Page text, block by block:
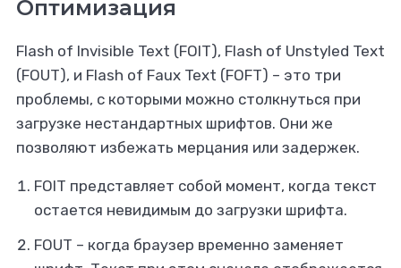
Оптимизация
Flash of Invisible Text (FOIT), Flash of Unstyled Text
(FOUT), и Flash of Faux Text (FOFT) – это три
проблемы, с которыми можно столкнуться при
загрузке нестандартных шрифтов. Они же
позволяют избежать мерцания или задержек.
FOIT представляет собой момент, когда текст
остается невидимым до загрузки шрифта.
FOUT – когда браузер временно заменяет